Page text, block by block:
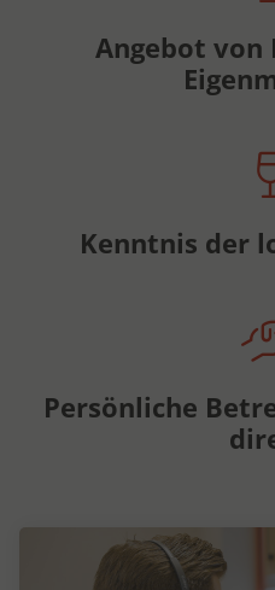
Angebot von
Kenntnis der
Persönliche